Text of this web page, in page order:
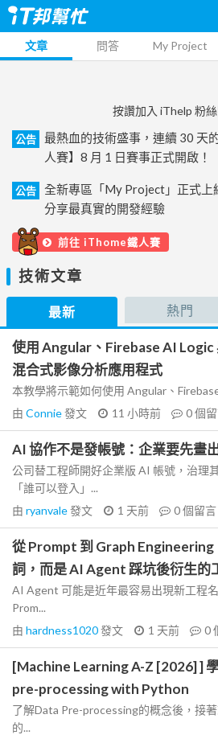
文章 問答 My Project
按讚加入 iThelp 粉
公告
最熱血的技術盛事，連續 30 天
人賽】8 月 1 日賽事正式開啟！
公告
全新專區「My Project」正式上
分享最真實的開發經驗
前往 iThome鐵人賽
技術文章
最新 熱門
使用 Angular、Firebase AI Logic
混合式影像分析應用程式
本教學將示範如何使用 Angular、
由 Connie發文 11 小時前 0個
AI 協作不是發帳號：企業要先畫
公司替工程師開好企業版 AI 帳號，治理
「誰可以登入」...
由 ryanvale發文 1 天前 0個留言
從 Prompt 到 Graph Engineering
詞，而是 AI Agent 踩坑後衍生的
AI Agent 可能是近年最容易出現新工程
Prom...
由 hardness1020發文 1 天前 0
[Machine Learning A-Z [2026] ]
pre-processing with Python
了解Data Pre-processing的概念後，接
的...